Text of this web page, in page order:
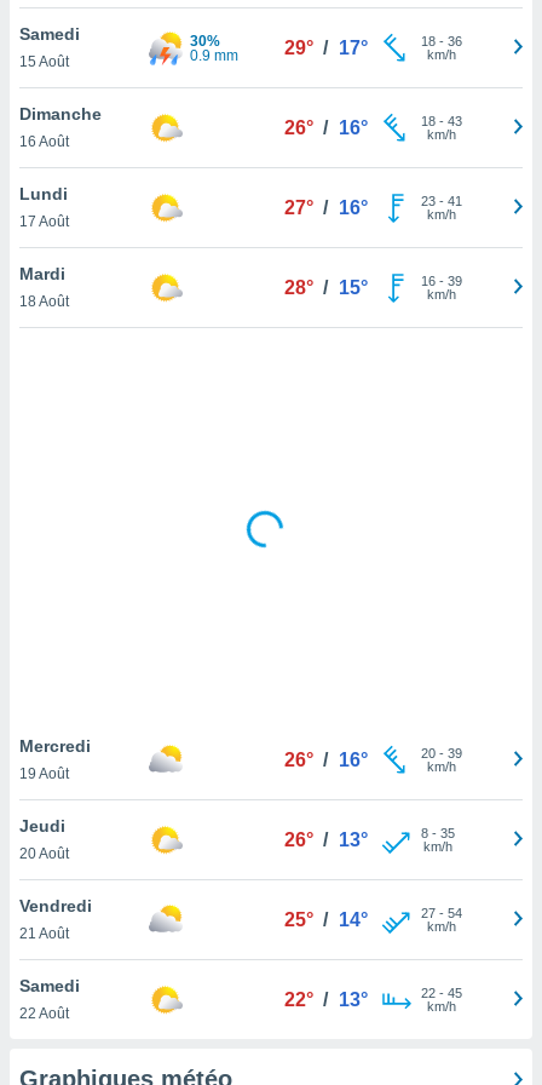
votre
à
en
le
notre
que
et que
Samedi
15 Août
30%
0.9 mm
29° / 17° 18- 36
km/h
Dimanche
16 Août
26° / 16° 18- 43
km/h
Lundi
17 Août
27° / 16° 23- 41
km/h
Mardi
18 Août
28° / 15° 16- 39
km/h
Mercredi
19 Août
26° / 16° 20- 39
km/h
Jeudi
20 Août
26° / 13° 8- 35
km/h
Vendredi
21 Août
25° / 14° 27- 54
km/h
Samedi
22 Août
22° / 13° 22- 45
km/h
Graphiques météo